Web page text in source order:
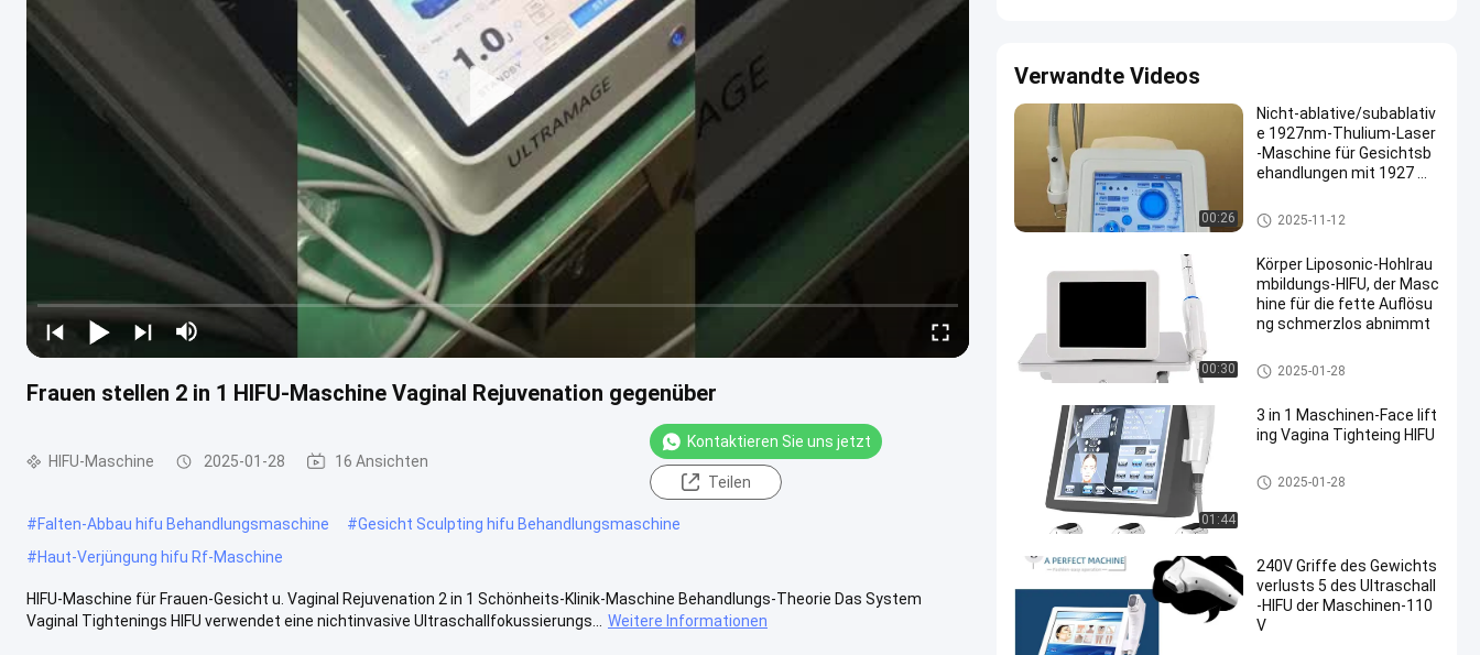
Frauen stellen 2 in 1 HIFU-Maschine Vaginal Rejuvenation gegenüber
HIFU-Maschine 2025-01-28 16 Ansichten
Kontaktieren Sie uns jetzt
Teilen
#Falten-Abbau hifu Behandlungsmaschine #Gesicht Sculpting hifu Behandlungsmaschine
#Haut-Verjüngung hifu Rf-Maschine
HIFU-Maschine für Frauen-Gesicht u. Vaginal Rejuvenation 2 in 1 Schönheits-Klinik-Maschine Behandlungs-Theorie Das System
Vaginal Tightenings HIFU verwendet eine nichtinvasive Ultraschallfokussierungs...
Weitere Informationen
Verwandte Videos
00:26
Nicht-ablative/subablativ
e 1927nm-Thulium-Laser
-Maschine für Gesichtsb
ehandlungen mit 1927 We
Dioden-Laser-Haar-Abbau-Mas
chine
2025-11-12
00:30
Körper Liposonic-Hohlrau
mbildungs-HIFU, der Masc
hine für die fette Auflösu
ng schmerzlos abnimmt
HIFU-Maschine
2025-01-28
01:44
3 in 1 Maschinen-Face lift
ing Vagina Tighteing HIFU
HIFU-Maschine
2025-01-28
240V Griffe des Gewichts
verlusts 5 des Ultraschall
-HIFU der Maschinen-110
V